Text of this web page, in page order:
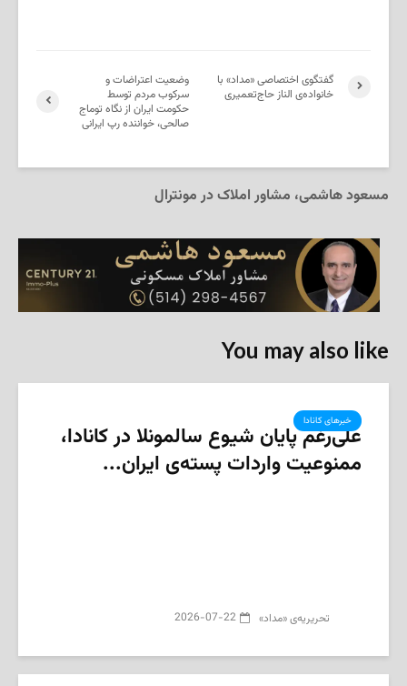
وضعیت اعتراضات و
سرکوب مردم توسط
حکومت ایران از نگاه توماج
صالحی، خواننده رپ ایرانی
گفتگوی اختصاصی «مداد» با
خانواده‌ی الناز حاج‌تعمیری
مسعود هاشمی، مشاور املاک در مونترال
You may also like
خبرهای کانادا
علی‌رغم پایان شیوع سالمونلا در کانادا،
ممنوعیت واردات پسته‌ی ایران...
تحریریه‌ی «مداد» 2026-07-22